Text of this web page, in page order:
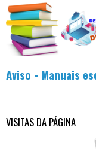
a
r
Aviso - Manuais
VISITAS DA PÁGINA